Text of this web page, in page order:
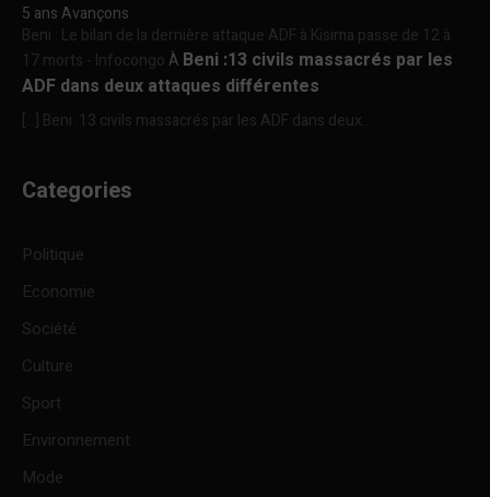
5 ans Avançons
Beni : Le bilan de la dernière attaque ADF à Kisima passe de 12 à
17 morts - InfocongoÀ Beni :13 civils massacrés par les
ADF dans deux attaques différentes
[…] Beni :13 civils massacrés par les ADF dans deux...
Categories
Politique
Economie
Société
Culture
Sport
Environnement
Mode